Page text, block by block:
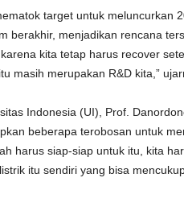
target untuk meluncurkan
berakhir, menjadikan rencana
kita tetap harus recover
masih merupakan R&D kita,”
Indonesia (UI), Prof.
beberapa terobosan untuk
harus siap-siap untuk itu, kita
itu sendiri yang bisa